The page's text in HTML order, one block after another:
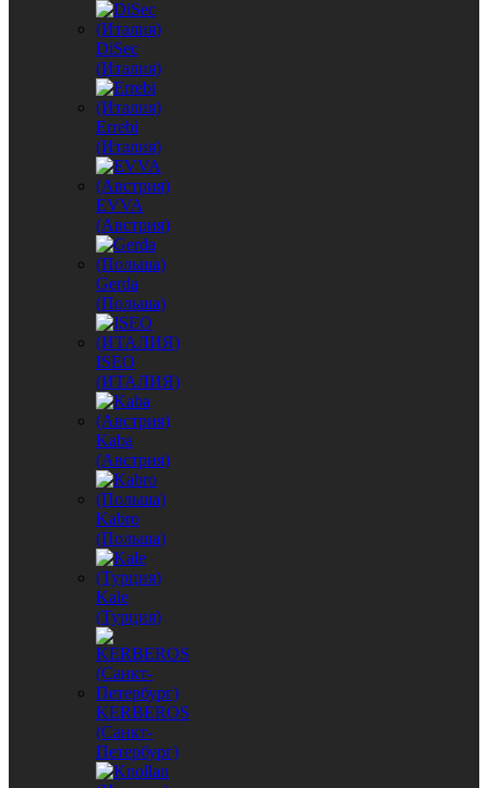
DiSec
(Италия)
Errebi
(Италия)
EVVA
(Австрия)
Gerda
(Польша)
ISEO
(ИТАЛИЯ)
Kaba
(Австрия)
Kabro
(Польша)
Kale
(Турция)
KERBEROS
(Санкт-
Петербург)